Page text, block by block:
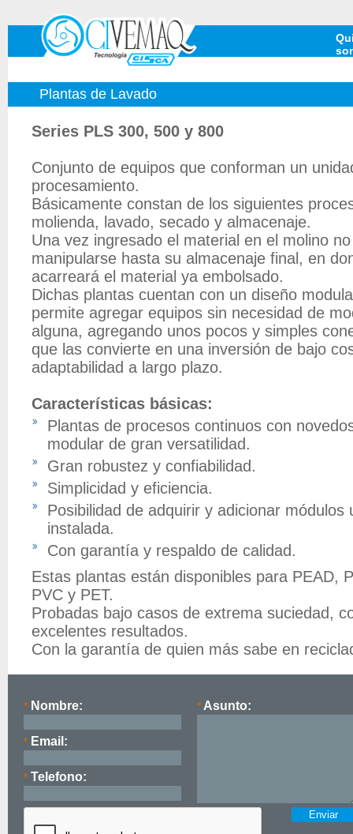
Plantas de Lavado
Series PLS 300, 500 y 800
Conjunto de equipos que conforman un
procesamiento.
Básicamente constan de los siguientes
molienda, lavado, secado y almacenaje.
Una vez ingresado el material en el molino
manipularse hasta su almacenaje final, en
acarreará el material ya embolsado.
Dichas plantas cuentan con un diseño
permite agregar equipos sin necesidad de
alguna, agregando unos pocos y simples
que las convierte en una inversión de bajo
adaptabilidad a largo plazo.
Características básicas:
Plantas de procesos continuos con
modular de gran versatilidad.
Gran robustez y confiabilidad.
Simplicidad y eficiencia.
Posibilidad de adquirir y adicionar módulos
instalada.
Con garantía y respaldo de calidad.
Estas plantas están disponibles para PEAD,
PVC y PET.
Probadas bajo casos de extrema suciedad,
excelentes resultados.
Con la garantía de quien más sabe en
* Nombre:
* Email:
* Telefono:
* Asunto: